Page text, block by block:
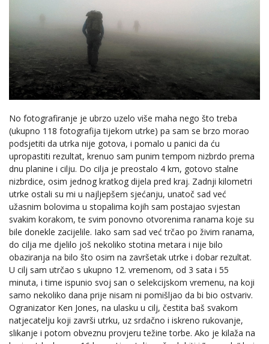
No fotografiranje je ubrzo uzelo više maha nego što treba
(ukupno 118 fotografija tijekom utrke) pa sam se brzo morao
podsjetiti da utrka nije gotova, i pomalo u panici da ću
upropastiti rezultat, krenuo sam punim tempom nizbrdo prema
dnu planine i cilju. Do cilja je preostalo 4 km, gotovo stalne
nizbrdice, osim jednog kratkog dijela pred kraj. Zadnji kilometri
utrke ostali su mi u najljepšem sjećanju, unatoč sad već
užasnim bolovima u stopalima kojih sam postajao svjestan
svakim korakom, te svim ponovno otvorenima ranama koje su
bile donekle zacijelile. Iako sam sad već trčao po živim ranama,
do cilja me djelilo još nekoliko stotina metara i nije bilo
obaziranja na bilo što osim na završetak utrke i dobar rezultat.
U cilj sam utrčao s ukupno 12. vremenom, od 3 sata i 55
minuta, i time ispunio svoj san o selekcijskom vremenu, na koji
samo nekoliko dana prije nisam ni pomišljao da bi bio ostvariv.
Ogranizator Ken Jones, na ulasku u cilj, čestita baš svakom
natjecatelju koji završi utrku, uz srdačno i iskreno rukovanje,
slikanje i potom obveznu provjeru težine torbe. Ako je kilaža na